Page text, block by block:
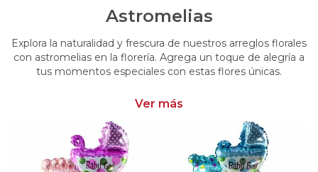
Astromelias
Explora la naturalidad y frescura de nuestros arreglos florales
con astromelias en la florería. Agrega un toque de alegría a
tus momentos especiales con estas flores únicas.
Ver más